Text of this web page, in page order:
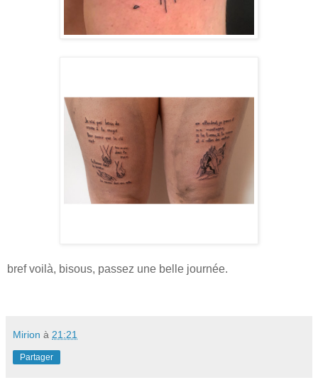
bref voilà, bisous, passez une belle journée.
Mirion à 21:21
Partager